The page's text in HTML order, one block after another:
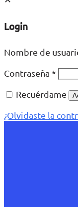
Login
Nombre de
Contraseña *
Recuérdame
¿Olvidaste la